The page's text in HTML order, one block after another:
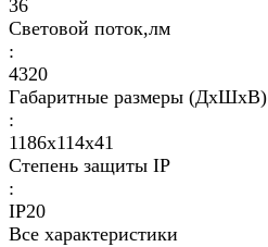
36
Световой поток,лм
:
4320
Габаритные размеры (ДхШхВ)
:
1186х114х41
Степень защиты IP
:
IP20
Все характеристики